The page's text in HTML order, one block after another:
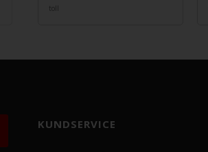
toll
KUNDSERVICE